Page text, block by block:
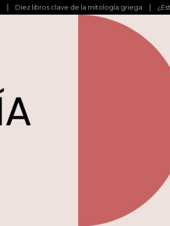
Diez libros clave de la mitología griega